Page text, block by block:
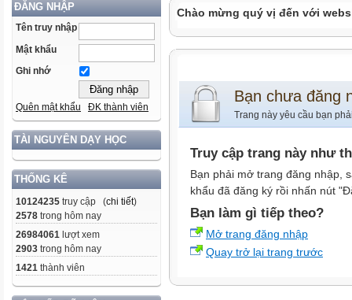
ĐĂNG NHẬP
Tên truy nhập
Mật khẩu
Ghi nhớ
Quên mật khẩu ĐK thành viên
TÀI NGUYÊN DẠY HỌC
THỐNG KÊ
10124235 truy cập (chi tiết)
2578 trong hôm nay
26984061 lượt xem
2903 trong hôm nay
1421 thành viên
Chào mừng quý vị đến với
Bạn chưa đăng
Trang này yêu cầu bạn
Truy cập trang này như
Bạn phải mở trang đăng nhập,
khẩu đã đăng ký rồi nhấn nút
Bạn làm gì tiếp theo?
Mở trang đăng nhập
Quay trở lại trang trước